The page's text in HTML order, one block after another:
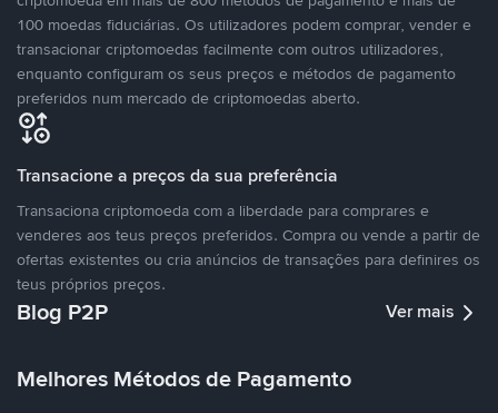
100 moedas fiduciárias. Os utilizadores podem comprar, vender e
transacionar criptomoedas facilmente com outros utilizadores,
enquanto configuram os seus preços e métodos de pagamento
preferidos num mercado de criptomoedas aberto.
Transacione a preços da sua preferência
Transaciona criptomoeda com a liberdade para comprares e
venderes aos teus preços preferidos. Compra ou vende a partir de
ofertas existentes ou cria anúncios de transações para definires os
teus próprios preços.
Blog P2P Ver mais
Melhores Métodos de Pagamento